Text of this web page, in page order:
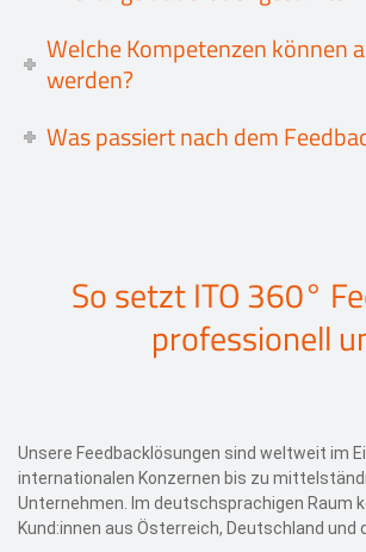
Welche Kompetenzen können
werden?
Was passiert nach dem
So setzt ITO 360°
professionell
Unsere Feedbacklösungen sind weltweit im
internationalen Konzernen bis zu
Unternehmen. Im deutschsprachigen Raum
Kund:innen aus Österreich, Deutschland und